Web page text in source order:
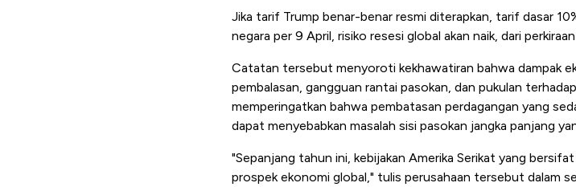
Jika tarif Trump benar-benar resmi diterapkan, tarif dasar
negara per 9 April, risiko resesi global akan naik, dari
Catatan tersebut menyoroti kekhawatiran bahwa dampak
pembalasan, gangguan rantai pasokan, dan pukulan
memperingatkan bahwa pembatasan perdagangan yang
dapat menyebabkan masalah sisi pasokan jangka panjang
"Sepanjang tahun ini, kebijakan Amerika Serikat yang
prospek ekonomi global," tulis perusahaan tersebut dalam